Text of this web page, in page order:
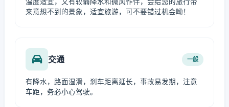
来意想不到的景象，适宜旅游，可不要错过机会呦！
交通 一般
有降水，路面湿滑，刹车距离延长，事故易发期，注意
车距，务必小心驾驶。